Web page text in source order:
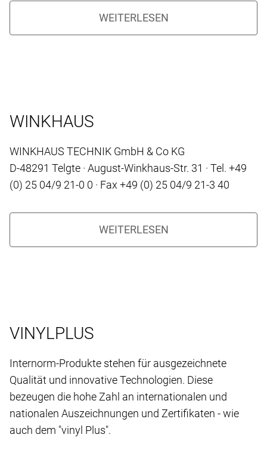
WINKHAUS
WINKHAUS TECHNIK GmbH & Co KG
D-48291 Telgte · August-Winkhaus-Str. 31 · Tel. +49
(0) 25 04/9 21-0 0 · Fax +49 (0) 25 04/9 21-3 40
VINYLPLUS
Internorm-Produkte stehen für ausgezeichnete
Qualität und innovative Technologien. Diese
bezeugen die hohe Zahl an internationalen und
nationalen Auszeichnungen und Zertifikaten - wie
auch dem "vinyl Plus".